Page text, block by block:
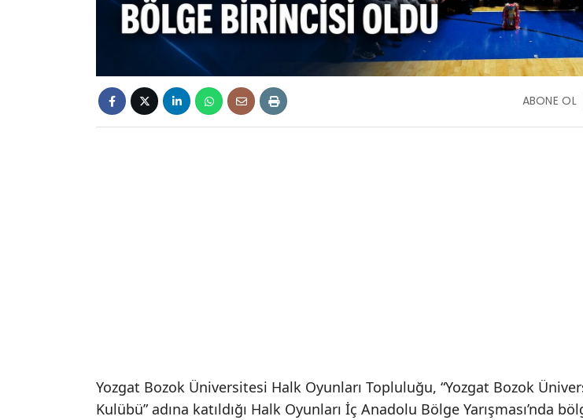
ABONE OL
Yozgat Bozok Üniversitesi Halk Oyunları Topluluğu, “Yozgat Bozok
Kulübü” adına katıldığı Halk Oyunları İç Anadolu Bölge Yarışması’nda